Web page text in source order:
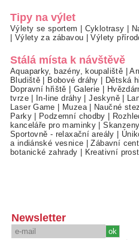
Tipy na výlet
Výlety se sportem Cyklotrasy
Výlety za zábavou |Výlety
Stálá místa k návštěvě
Aquaparky, bazény, koupaliště |
Bludiště
Bobové dráhy Dětská
Dopravní hřiště
Galerie
tvrze| In-line dráhy |Jeskyně|
Laser Game
Muzea| Naučné
Parky| Podzemní chodby
kanceláře pro maminky |
Sportovně - relaxační areály
a indiánské vesnice |Zábavní
botanické zahrady
Kreativní
Newsletter